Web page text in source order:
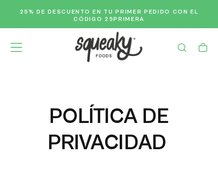
Saltar
Contenido
25% DE DESCUENTOEN TU PRIMER PEDIDO CON EL
CÓDIGO 25PRIMERA
POLÍTICA DE
PRIVACIDAD